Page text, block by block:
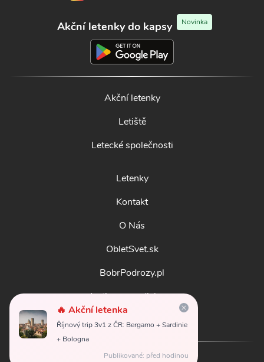
🔥 Akční letenka
Říjnový trip 3v1 z ČR: Bergamo + Sardinie
+ Bologna
Publikované: před hodinou
Akční letenky do kapsy Novinka
Akční letenky
Letiště
Letecké společnosti
Letenky
Kontakt
O Nás
ObletSvet.sk
BobrPodrozy.pl
destinosmundiales.es
guidadestinazioni.it